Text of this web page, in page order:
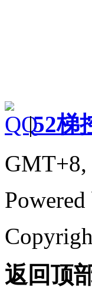
|52梯
GMT+8,
返回顶